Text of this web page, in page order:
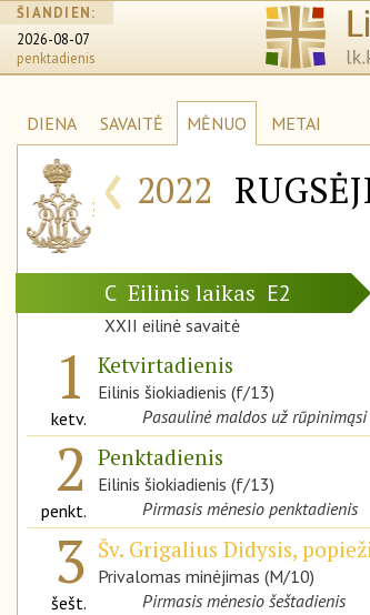
ŠIANDIEN:
2026-08-07
penktadienis
DIENA SAVAITĖ MĖNUO METAI
‹ 2022
C Eilinis laikas E2
XXII eilinė savaitė
1
ketv.
Ketvirtadienis
Eilinis šiokiadienis (f/13)
Pasaulinė maldos už
2
penkt.
Penktadienis
Eilinis šiokiadienis (f/13)
Pirmasis mėnesio penktadienis
3
šešt.
Šv. Grigalius Didysis,
Privalomas minėjimas (M/10)
Pirmasis mėnesio šeštadienis